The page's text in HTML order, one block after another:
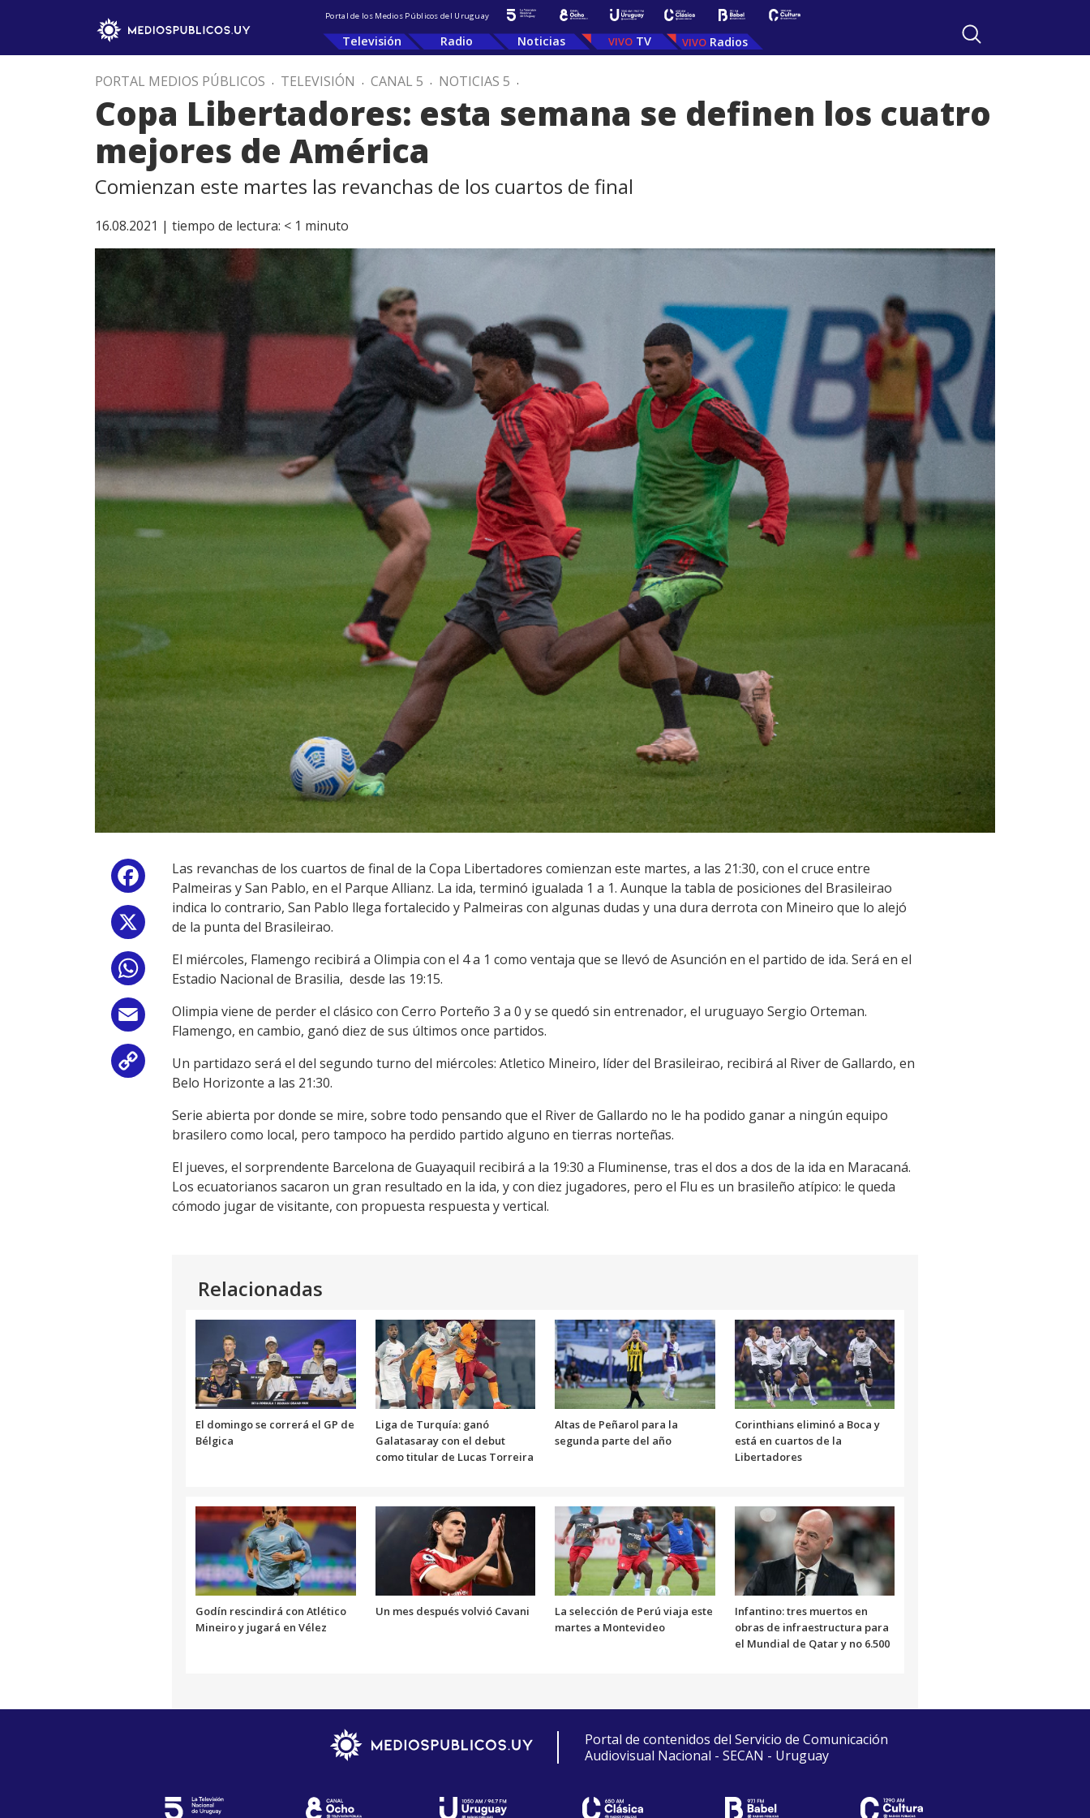
Portal de los Medios Públicos del Uruguay
Televisión Radio Noticias TV Radios
PORTAL MEDIOS PÚBLICOS . TELEVISIÓN . CANAL 5 . NOTICIAS 5 .
Copa Libertadores: esta semana se definen los cuatro
mejores de América
Comienzan este martes las revanchas de los cuartos de final
16.08.2021 | tiempo de lectura: < 1 minuto
Facebook
WhatsApp
Email
Copy
Las revanchas de los cuartos de final de la Copa Libertadores comienzan este martes, a las 21:30, con el cruce entre
Palmeiras y San Pablo, en el Parque Allianz. La ida, terminó igualada 1 a 1. Aunque la tabla de posiciones del Brasileirao
indica lo contrario, San Pablo llega fortalecido y Palmeiras con algunas dudas y una dura derrota con Mineiro que lo alejó
de la punta del Brasileirao.
El miércoles, Flamengo recibirá a Olimpia con el 4 a 1 como ventaja que se llevó de Asunción en el partido de ida. Será en el
Estadio Nacional de Brasilia, desde las 19:15.
Olimpia viene de perder el clásico con Cerro Porteño 3 a 0 y se quedó sin entrenador, el uruguayo Sergio Orteman.
Flamengo, en cambio, ganó diez de sus últimos once partidos.
Un partidazo será el del segundo turno del miércoles: Atletico Mineiro, líder del Brasileirao, recibirá al River de Gallardo, en
Belo Horizonte a las 21:30.
Serie abierta por donde se mire, sobre todo pensando que el River de Gallardo no le ha podido ganar a ningún equipo
brasilero como local, pero tampoco ha perdido partido alguno en tierras norteñas.
El jueves, el sorprendente Barcelona de Guayaquil recibirá a la 19:30 a Fluminense, tras el dos a dos de la ida en Maracaná.
Los ecuatorianos sacaron un gran resultado en la ida, y con diez jugadores, pero el Flu es un brasileño atípico: le queda
cómodo jugar de visitante, con propuesta respuesta y vertical.
Relacionadas
El domingo se correrá el GP de
Bélgica
Liga de Turquía: ganó
Galatasaray con el debut
como titular de Lucas Torreira
Altas de Peñarol para la
segunda parte del año
Corinthians eliminó a Boca y
está en cuartos de la
Libertadores
Godín rescindirá con Atlético
Mineiro y jugará en Vélez
Un mes después volvió Cavani
La selección de Perú viaja este
martes a Montevideo
Infantino: tres muertos en
obras de infraestructura para
el Mundial de Qatar y no 6.500
Portal de contenidos del Servicio de Comunicación
Audiovisual Nacional - SECAN - Uruguay